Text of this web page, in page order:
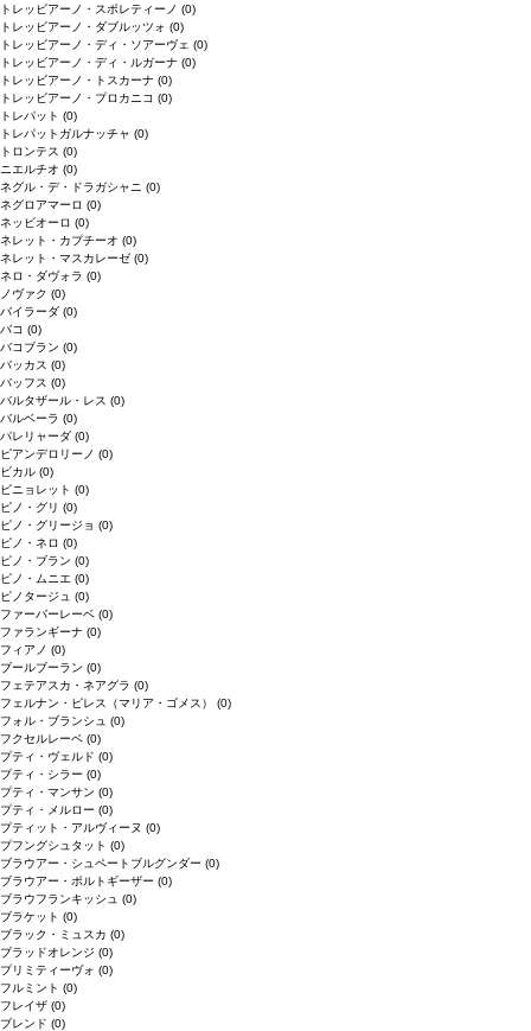
トレッビアーノ・スポレティーノ (0)
トレッビアーノ・ダブルッツォ (0)
トレッビアーノ・ディ・ソアーヴェ (0)
トレッビアーノ・ディ・ルガーナ (0)
トレッビアーノ・トスカーナ (0)
トレッビアーノ・プロカニコ (0)
トレパット (0)
トレパットガルナッチャ (0)
トロンテス (0)
ニエルチオ (0)
ネグル・デ・ドラガシャニ (0)
ネグロアマーロ (0)
ネッビオーロ (0)
ネレット・カプチーオ (0)
ネレット・マスカレーゼ (0)
ネロ・ダヴォラ (0)
ノヴァク (0)
バイラーダ (0)
バコ (0)
バコブラン (0)
バッカス (0)
バッフス (0)
バルタザール・レス (0)
バルベーラ (0)
パレリャーダ (0)
ピアンデロリーノ (0)
ビカル (0)
ピニョレット (0)
ピノ・グリ (0)
ピノ・グリージョ (0)
ピノ・ネロ (0)
ピノ・ブラン (0)
ピノ・ムニエ (0)
ピノタージュ (0)
ファーバーレーベ (0)
ファランギーナ (0)
フィアノ (0)
ブールブーラン (0)
フェテアスカ・ネアグラ (0)
フェルナン・ピレス（マリア・ゴメス） (0)
フォル・ブランシュ (0)
フクセルレーベ (0)
プティ・ヴェルド (0)
プティ・シラー (0)
プティ・マンサン (0)
プティ・メルロー (0)
プティット・アルヴィーヌ (0)
プフングシュタット (0)
ブラウアー・シュペートブルグンダー (0)
ブラウアー・ポルトギーザー (0)
ブラウフランキッシュ (0)
ブラケット (0)
ブラック・ミュスカ (0)
ブラッドオレンジ (0)
プリミティーヴォ (0)
フルミント (0)
フレイザ (0)
ブレンド (0)